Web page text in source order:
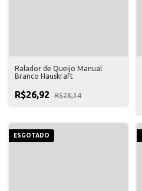
Ralador de Queijo Manual
Branco Hauskraft
R$26,92 R$28,34
ESGOTADO